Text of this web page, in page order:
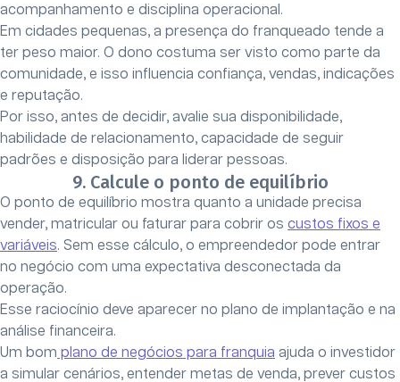
acompanhamento e disciplina operacional.
Em cidades pequenas, a presença do franqueado tende a
ter peso maior. O dono costuma ser visto como parte da
comunidade, e isso influencia confiança, vendas, indicações
e reputação.
Por isso, antes de decidir, avalie sua disponibilidade,
habilidade de relacionamento, capacidade de seguir
padrões e disposição para liderar pessoas.
9. Calcule o ponto de equilíbrio
O ponto de equilíbrio mostra quanto a unidade precisa
vender, matricular ou faturar para cobrir os custos fixos e
variáveis. Sem esse cálculo, o empreendedor pode entrar
no negócio com uma expectativa desconectada da
operação.
Esse raciocínio deve aparecer no plano de implantação e na
análise financeira.
Um bom plano de negócios para franquia ajuda o investidor
a simular cenários, entender metas de venda, prever custos